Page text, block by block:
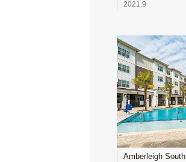
2021.9
Amberleigh South